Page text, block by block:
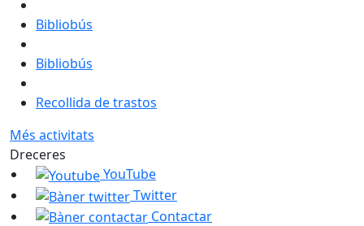
Bibliobús
Bibliobús
Recollida de trastos
Més activitats
Dreceres
YouTube
Twitter
Contactar